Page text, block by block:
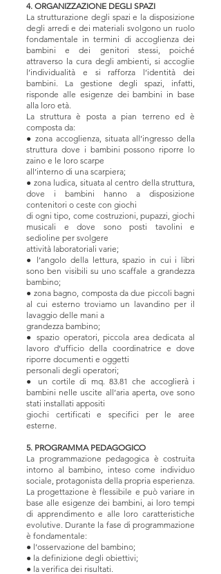
4. ORGANIZZAZIONE DEGLI SPAZI
La strutturazione degli spazi e la disposizione
degli arredi e dei materiali svolgono un ruolo
fondamentale in termini di accoglienza dei
bambini e dei genitori stessi, poiché
attraverso la cura degli ambienti, si accoglie
l’individualità e si rafforza l’identità dei
bambini. La gestione degli spazi, infatti,
risponde alle esigenze dei bambini in base
alla loro età.
La struttura è posta a pian terreno ed è
composta da:
● zona accoglienza, situata all’ingresso della
struttura dove i bambini possono riporre lo
zaino e le loro scarpe
all’interno di una scarpiera;
● zona ludica, situata al centro della struttura,
dove i bambini hanno a disposizione
contenitori o ceste con giochi
di ogni tipo, come costruzioni, pupazzi, giochi
musicali e dove sono posti tavolini e
sedioline per svolgere
attività laboratoriali varie;
● l’angolo della lettura, spazio in cui i libri
sono ben visibili su uno scaffale a grandezza
bambino;
● zona bagno, composta da due piccoli bagni
al cui esterno troviamo un lavandino per il
lavaggio delle mani a
grandezza bambino;
● spazio operatori, piccola area dedicata al
lavoro d’ufficio della coordinatrice e dove
riporre documenti e oggetti
personali degli operatori;
● un cortile di mq. 83.81 che accoglierà i
bambini nelle uscite all’aria aperta, ove sono
stati installati appositi
giochi certificati e specifici per le aree
esterne.
5. PROGRAMMA PEDAGOGICO
La programmazione pedagogica è costruita
intorno al bambino, inteso come individuo
sociale, protagonista della propria esperienza.
La progettazione è flessibile e può variare in
base alle esigenze dei bambini, ai loro tempi
di apprendimento e alle loro caratteristiche
evolutive. Durante la fase di programmazione
è fondamentale:
● l’osservazione del bambino;
● la definizione degli obiettivi;
● la verifica dei risultati.